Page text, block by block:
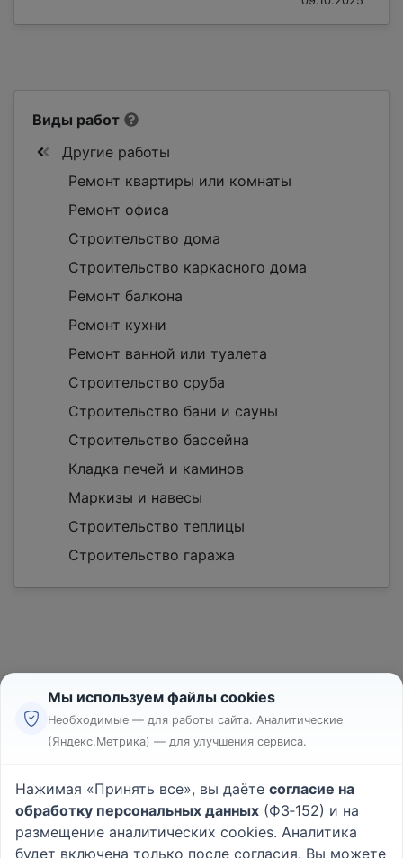
Виды работ
Другие работы
Ремонт квартиры или комнаты
Ремонт офиса
Строительство дома
Строительство каркасного дома
Ремонт балкона
Ремонт кухни
Ремонт ванной или туалета
Строительство сруба
Строительство бани и сауны
Строительство бассейна
Кладка печей и каминов
Маркизы и навесы
Строительство теплицы
Строительство гаража
Реклама
Правила
Политика конфиденциальности
Вопрос - Ответ|О проекте
Мы используем файлы cookies
Необходимые — для работы сайта. Аналитические
(Яндекс.Метрика) — для улучшения сервиса.
Нажимая «Принять все», вы даёте согласие на
обработку персональных данных (ФЗ‑152) и на
размещение аналитических cookies. Аналитика
будет включена только после согласия. Вы можете